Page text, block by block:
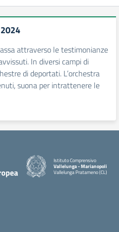
attraverso le testimonianze
In diversi campi di
di deportati. L’orchestra
suona per intrattenere le
Istituto Comprensivo
Vallelunga - Marianopoli
Vallelunga Pratameno (CL)